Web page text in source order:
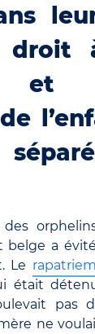
droit
et
belge a
Le
était
pas
ne